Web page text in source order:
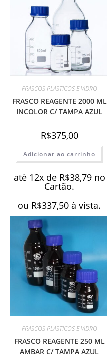
FRASCOS PLASTICOS E VIDRO
FRASCO REAGENTE 2000 ML
INCOLOR C/ TAMPA AZUL
R$375,00
Adicionar ao carrinho
atè 12x de R$38,79 no
Cartão.
ou R$337,50 à vista.
FRASCOS PLASTICOS E VIDRO
FRASCO REAGENTE 250 ML
AMBAR C/ TAMPA AZUL